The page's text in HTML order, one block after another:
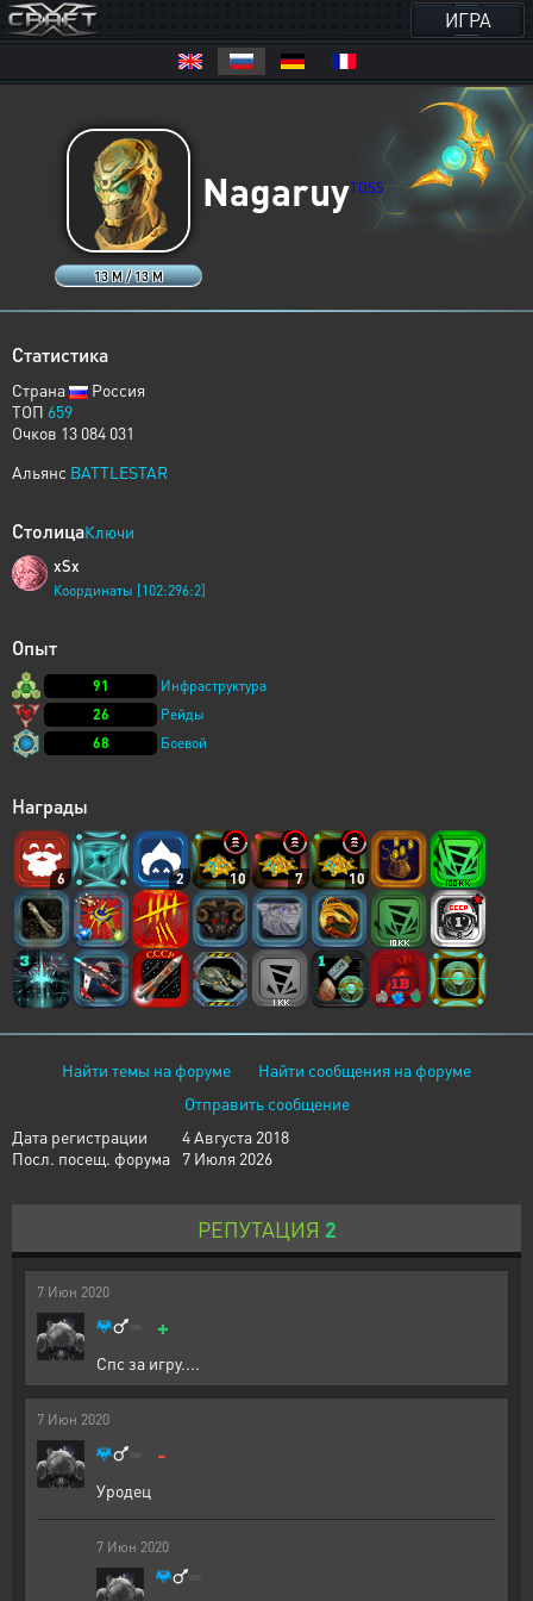
ИГРА
13 M / 13 M
NagaruyTOSS
Статистика
Страна
Россия
ТОП 659
Очков 13 084 031
Альянс BATTLESTAR
СтолицаКлючи
xSx
Координаты [102:296:2]
Опыт
91
Инфраструктура
26
Рейды
68
Боевой
Награды
6 2 10 7 10
Найти темы на форуме
Найти сообщения на форуме
Отправить сообщение
Дата регистрации
4 Августа 2018
Посл. посещ. форума
7 Июля 2026
РЕПУТАЦИЯ 2
7 Июн 2020
+
Спс за игру....
7 Июн 2020
-
Уродец
7 Июн 2020